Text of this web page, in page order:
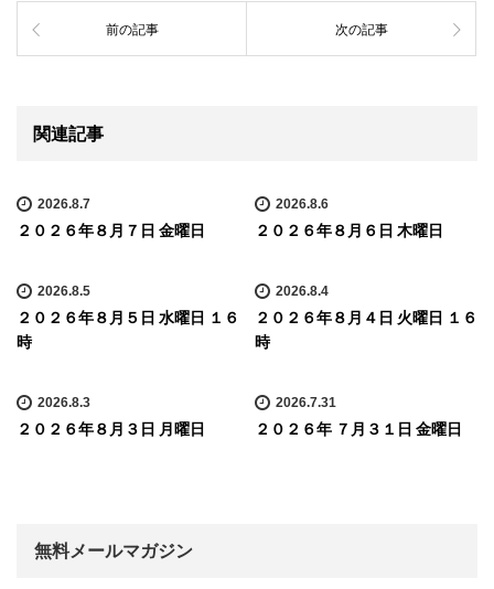
前の記事 次の記事
関連記事
2026.8.7
２０２６年８月７日 金曜日
2026.8.6
２０２６年８月６日 木曜日
2026.8.5
２０２６年８月５日 水曜日 １６
時
2026.8.4
２０２６年８月４日 火曜日 １６
時
2026.8.3
２０２６年８月３日 月曜日
2026.7.31
２０２６年 ７月３１日 金曜日
無料メールマガジン